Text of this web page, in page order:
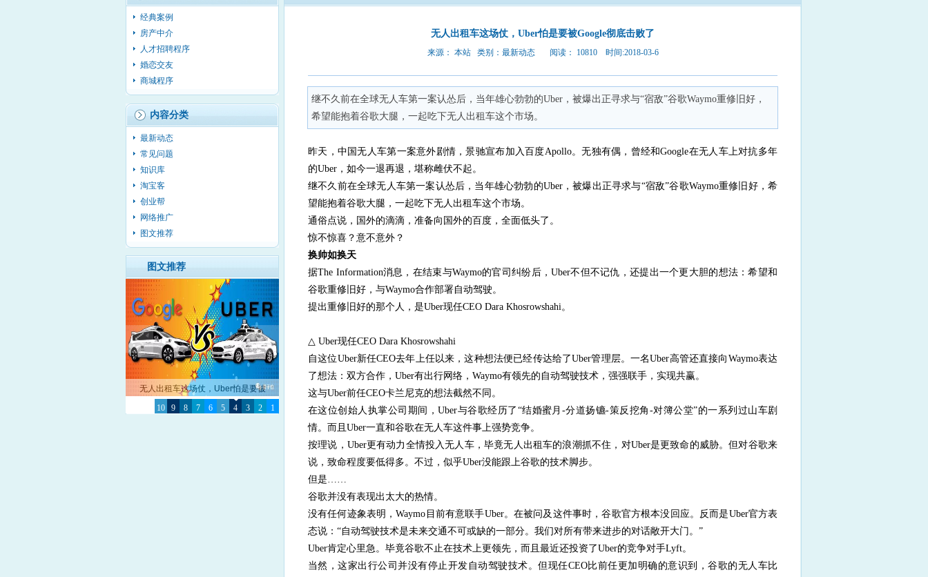
经典案例
房产中介
人才招聘程序
婚恋交友
商城程序
内容分类
最新动态
常见问题
知识库
淘宝客
创业帮
网络推广
图文推荐
图文推荐
1
2
3
4
5
6
7
8
9
10
无人出租车这场仗，Uber怕是要被
Google彻底击败了
无人出租车这场仗，Uber怕是要被Google彻底击败了
来源： 本站 类别： 最新动态阅读： 10810 时间:2018-03-6
继不久前在全球无人车第一案认怂后，当年雄心勃勃的Uber，被爆出正寻求与“宿敌”谷歌Waymo重修旧好，
希望能抱着谷歌大腿，一起吃下无人出租车这个市场。
昨天，中国无人车第一案意外剧情，景驰宣布加入百度Apollo。无独有偶，曾经和Google在无人车上对抗多年
的Uber，如今一退再退，堪称雌伏不起。
继不久前在全球无人车第一案认怂后，当年雄心勃勃的Uber，被爆出正寻求与“宿敌”谷歌Waymo重修旧好，希
望能抱着谷歌大腿，一起吃下无人出租车这个市场。
通俗点说，国外的滴滴，准备向国外的百度，全面低头了。
惊不惊喜？意不意外？
换帅如换天
据The Information消息，在结束与Waymo的官司纠纷后，Uber不但不记仇，还提出一个更大胆的想法：希望和
谷歌重修旧好，与Waymo合作部署自动驾驶。
提出重修旧好的那个人，是Uber现任CEO Dara Khosrowshahi。
△ Uber现任CEO Dara Khosrowshahi
自这位Uber新任CEO去年上任以来，这种想法便已经传达给了Uber管理层。一名Uber高管还直接向Waymo表达
了想法：双方合作，Uber有出行网络，Waymo有领先的自动驾驶技术，强强联手，实现共赢。
这与Uber前任CEO卡兰尼克的想法截然不同。
在这位创始人执掌公司期间，Uber与谷歌经历了“结婚蜜月-分道扬镳-策反挖角-对簿公堂”的一系列过山车剧
情。而且Uber一直和谷歌在无人车这件事上强势竞争。
按理说，Uber更有动力全情投入无人车，毕竟无人出租车的浪潮抓不住，对Uber是更致命的威胁。但对谷歌来
说，致命程度要低得多。不过，似乎Uber没能跟上谷歌的技术脚步。
但是……
谷歌并没有表现出太大的热情。
没有任何迹象表明，Waymo目前有意联手Uber。在被问及这件事时，谷歌官方根本没回应。反而是Uber官方表
态说：“自动驾驶技术是未来交通不可或缺的一部分。我们对所有带来进步的对话敞开大门。”
Uber肯定心里急。毕竟谷歌不止在技术上更领先，而且最近还投资了Uber的竞争对手Lyft。
当然，这家出行公司并没有停止开发自动驾驶技术。但现任CEO比前任更加明确的意识到，谷歌的无人车比